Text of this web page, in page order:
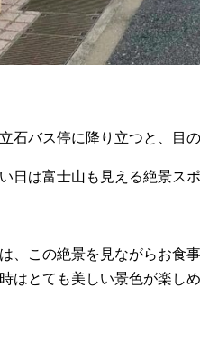
石バス停に降り立つと、目
日は富士山も見える絶景スポ
、この絶景を見ながらお食
はとても美しい景色が楽しめ